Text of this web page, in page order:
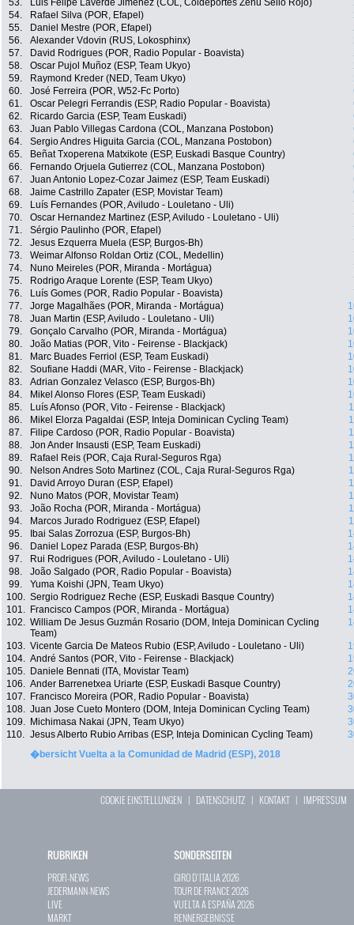
53.
Luis Felipe Laverde Jimenez (COL, Coldeportes Zenu Sello Rojo)
54.
Rafael Silva (POR, Efapel)
55.
Daniel Mestre (POR, Efapel)
56.
Alexander Vdovin (RUS, Lokosphinx)
57.
David Rodrigues (POR, Radio Popular - Boavista)
58.
Oscar Pujol Muñoz (ESP, Team Ukyo)
59.
Raymond Kreder (NED, Team Ukyo)
60.
José Ferreira (POR, W52-Fc Porto)
61.
Oscar Pelegri Ferrandis (ESP, Radio Popular - Boavista)
62.
Ricardo Garcia (ESP, Team Euskadi)
63.
Juan Pablo Villegas Cardona (COL, Manzana Postobon)
64.
Sergio Andres Higuita Garcia (COL, Manzana Postobon)
65.
Beñat Txoperena Matxikote (ESP, Euskadi Basque Country)
66.
Fernando Orjuela Gutierrez (COL, Manzana Postobon)
67.
Juan Antonio Lopez-Cozar Jaimez (ESP, Team Euskadi)
68.
Jaime Castrillo Zapater (ESP, Movistar Team)
69.
Luís Fernandes (POR, Aviludo - Louletano - Uli)
70.
Oscar Hernandez Martinez (ESP, Aviludo - Louletano - Uli)
71.
Sérgio Paulinho (POR, Efapel)
72.
Jesus Ezquerra Muela (ESP, Burgos-Bh)
73.
Weimar Alfonso Roldan Ortiz (COL, Medellin)
74.
Nuno Meireles (POR, Miranda - Mortágua)
75.
Rodrigo Araque Lorente (ESP, Team Ukyo)
76.
Luís Gomes (POR, Radio Popular - Boavista)
77.
Jorge Magalhães (POR, Miranda - Mortágua)
78.
Juan Martin (ESP, Aviludo - Louletano - Uli)
79.
Gonçalo Carvalho (POR, Miranda - Mortágua)
80.
João Matias (POR, Vito - Feirense - Blackjack)
81.
Marc Buades Ferriol (ESP, Team Euskadi)
82.
Soufiane Haddi (MAR, Vito - Feirense - Blackjack)
83.
Adrian Gonzalez Velasco (ESP, Burgos-Bh)
84.
Mikel Alonso Flores (ESP, Team Euskadi)
85.
Luís Afonso (POR, Vito - Feirense - Blackjack)
86.
Mikel Elorza Pagaldai (ESP, Inteja Dominican Cycling Team)
87.
Filipe Cardoso (POR, Radio Popular - Boavista)
88.
Jon Ander Insausti (ESP, Team Euskadi)
89.
Rafael Reis (POR, Caja Rural-Seguros Rga)
90.
Nelson Andres Soto Martinez (COL, Caja Rural-Seguros Rga)
91.
David Arroyo Duran (ESP, Efapel)
92.
Nuno Matos (POR, Movistar Team)
93.
João Rocha (POR, Miranda - Mortágua)
94.
Marcos Jurado Rodriguez (ESP, Efapel)
95.
Ibai Salas Zorrozua (ESP, Burgos-Bh)
96.
Daniel Lopez Parada (ESP, Burgos-Bh)
97.
Rui Rodrigues (POR, Aviludo - Louletano - Uli)
98.
João Salgado (POR, Radio Popular - Boavista)
99.
Yuma Koishi (JPN, Team Ukyo)
100. Sergio Rodriguez Reche (ESP, Euskadi Basque Country)
101.
Francisco Campos (POR, Miranda - Mortágua)
102. William De Jesus Guzmán Rosario (DOM, Inteja Dominican Cycling
Team)
103. Vicente Garcia De Mateos Rubio (ESP, Aviludo - Louletano - Uli)
104. André Santos (POR, Vito - Feirense - Blackjack)
105.
Daniele Bennati (ITA, Movistar Team)
106. Ander Barrenetxea Uriarte (ESP, Euskadi Basque Country)
107.
Francisco Moreira (POR, Radio Popular - Boavista)
108. Juan Jose Cueto Montero (DOM, Inteja Dominican Cycling Team)
109.
Michimasa Nakai (JPN, Team Ukyo)
110. Jesus Alberto Rubio Arribas (ESP, Inteja Dominican Cycling Team)
�bersicht Vuelta a la Comunidad de Madrid (ESP), 2018
COOKIE EINSTELLUNGEN | DATENSCHUTZ | KONTAKT| IMPRESSUM
RUBRIKEN
PROFI-NEWS
JEDERMANN-NEWS
LIVE
MARKT
SONDERSEITEN
GIRO D`ITALIA 2026
TOUR DE FRANCE 2026
VUELTA A ESPAÑA 2026
RENNERGEBNISSE